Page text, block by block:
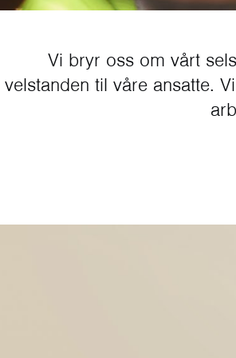
Vi bryr oss om vårt
velstanden til våre ansatte.